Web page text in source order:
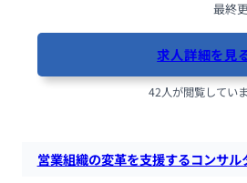
最終
求人詳細を見
42人が閲覧してい
営業組織の変革を支援するコンサル